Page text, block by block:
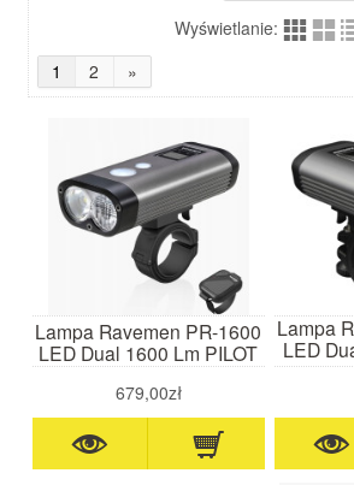
Wyświetlanie:
1
2 »
Lampa Ravemen PR-1600
LED Dual 1600 Lm PILOT
679,00zł
Lampa
LED